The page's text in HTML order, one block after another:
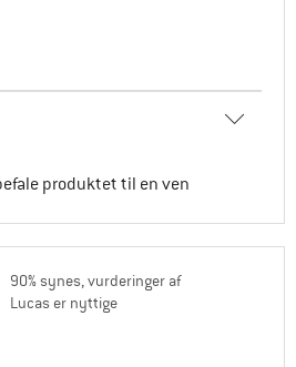
produktet til en ven
90% synes, vurderinger af
Lucas er nyttige